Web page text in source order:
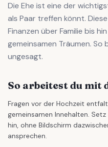
Die Ehe ist eine der
als Paar treffen könnt.
Finanzen über Familie bis
gemeinsamen Träumen.
ungesagt.
So arbeitest du mit
Fragen vor der Hochzeit
gemeinsamen Innehalten.
hin, ohne Bildschirm
ansprechen.